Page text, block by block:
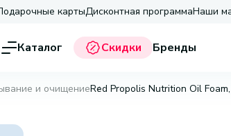
картыДисконтная программаНаши
Каталог Скидки Бренды
и очищениеRed Propolis Nutrition Oil